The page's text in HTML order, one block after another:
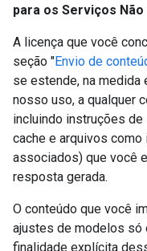
para os Serviços Não
A licença que você
seção "Envio de
se estende, na medida
nosso uso, a qualquer
incluindo instruções
cache e arquivos
associados) que você
resposta gerada.
O conteúdo que você
ajustes de modelos só
finalidade explícita